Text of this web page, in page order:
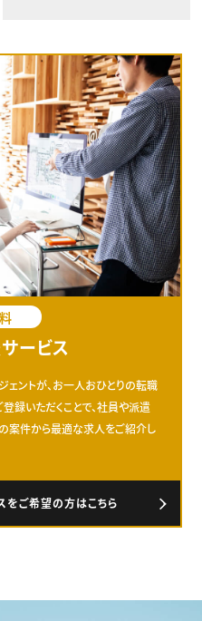
ービス
ェントが、お一人おひとりの転職
録いただくことで、社員や派遣
案件から最適な求人をご紹介し
ご希望の方はこちら